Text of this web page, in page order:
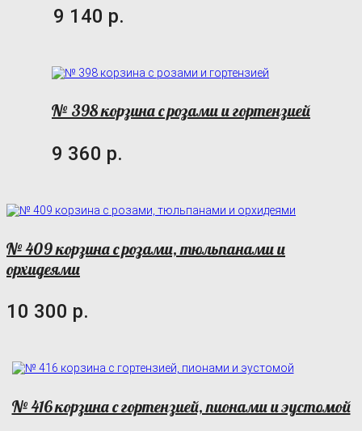
9 140 р.
№ 398 корзина с розами и гортензией
9 360 р.
№ 409 корзина с розами, тюльпанами и
орхидеями
10 300 р.
№ 416 корзина с гортензией, пионами и эустомой